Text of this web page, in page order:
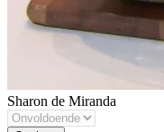
Sharon de Miranda